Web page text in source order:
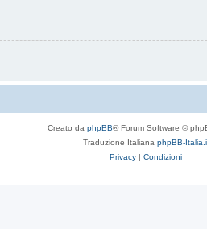
Creato da phpBB® Forum Software ©
Traduzione Italiana phpBB-
Privacy | Condizioni